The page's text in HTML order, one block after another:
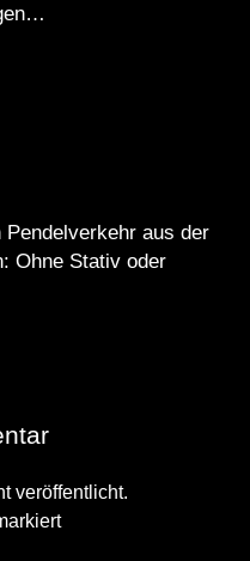
aus der
Ohne Stativ oder
veröffentlicht.